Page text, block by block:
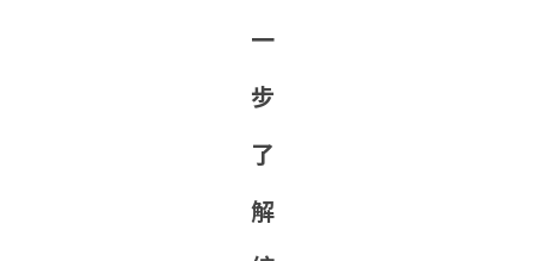
一
步
了
解